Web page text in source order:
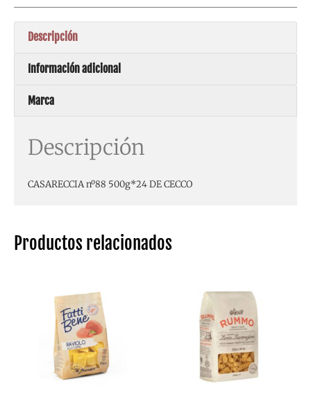
Productos relacionados
Descripción
Información adicional
Marca
Descripción
CASARECCIA nº88 500g*24 DE CECCO